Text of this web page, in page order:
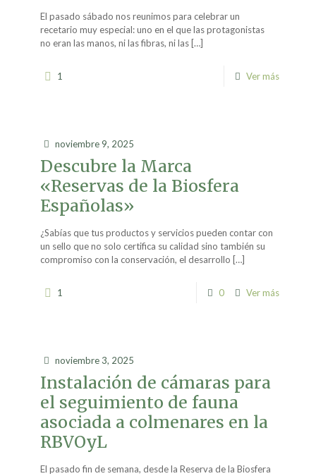
El pasado sábado nos reunimos para celebrar un
recetario muy especial: uno en el que las protagonistas
no eran las manos, ni las fibras, ni las[…]
1 Ver más
noviembre 9, 2025
Descubre la Marca
«Reservas de la Biosfera
Españolas»
¿Sabías que tus productos y servicios pueden contar con
un sello que no solo certifica su calidad sino también su
compromiso con la conservación, el desarrollo […]
1 0 Ver más
noviembre 3, 2025
Instalación de cámaras para
el seguimiento de fauna
asociada a colmenares en la
RBVOyL
El pasado fin de semana, desde la Reserva de la Biosfera